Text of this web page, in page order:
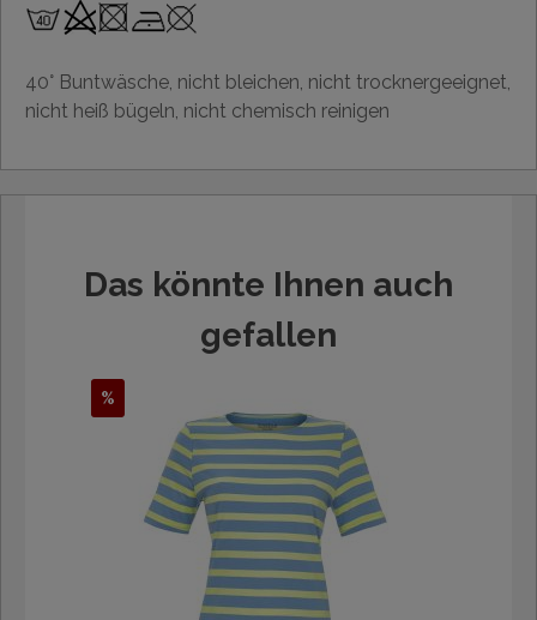
40° Buntwäsche, nicht bleichen, nicht trocknergeeignet,
nicht heiß bügeln, nicht chemisch reinigen
Das könnte Ihnen auch
gefallen
%